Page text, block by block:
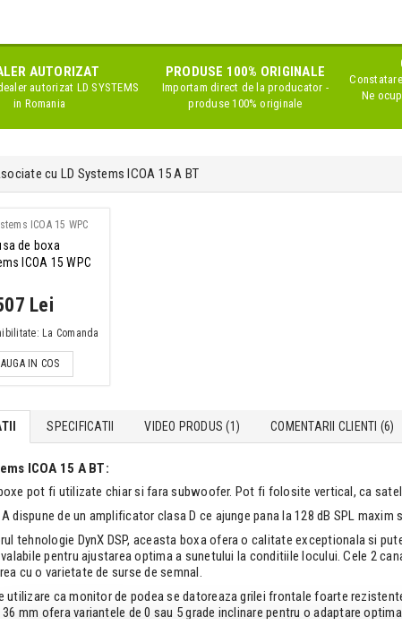
AUTORIZAT
autorizat LD SYSTEMS
in Romania
PRODUSE 100% ORIGINALE
Importam direct de la producator -
produse 100% originale
Ne
cu LD Systems ICOA 15 A BT
de boxa
ICOA 15 WPC
Lei
La Comanda
IN COS
SPECIFICATII VIDEO PRODUS (1) COMENTARII CLIENTI (6)
ICOA 15 A BT:
pot fi utilizate chiar si fara subwoofer. Pot fi folosite vertical, ca
dispune de un amplificator clasa D ce ajunge pana la 128 dB SPL maxim
tehnologie DynX DSP, aceasta boxa ofera o calitate exceptionala si
pentru ajustarea optima a sunetului la conditiile locului. Cele 2
cu o varietate de surse de semnal.
utilizare ca monitor de podea se datoreaza grilei frontale foarte
36 mm ofera variantele de 0 sau 5 grade inclinare pentru o adaptare